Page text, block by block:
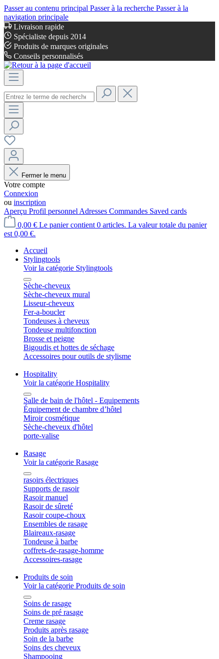
Passer au contenu principal Passer à la recherche Passer à la
navigation principale
Livraison rapide
Spécialiste depuis 2014
Produits de marques originales
Conseils personnalisés
Fermer le menu
Votre compte
Connexion
ou inscription
Aperçu Profil personnel Adresses Commandes Saved cards
0,00 € Le panier contient 0 articles. La valeur totale du panier
est 0,00 €.
Accueil
Stylingtools
Voir la catégorie Stylingtools
Sèche-cheveux
Sèche-cheveux mural
Lisseur-cheveux
Fer-a-boucler
Tondeuses à cheveux
Tondeuse multifonction
Brosse et peigne
Bigoudis et hottes de séchage
Accessoires pour outils de stylisme
Hospitality
Voir la catégorie Hospitality
Salle de bain de l'hôtel - Equipements
Équipement de chambre d’hôtel
Miroir cosmétique
Sèche-cheveux d'hôtel
porte-valise
Rasage
Voir la catégorie Rasage
rasoirs électriques
Supports de rasoir
Rasoir manuel
Rasoir de sûreté
Rasoir coupe-choux
Ensembles de rasage
Blaireaux-rasage
Tondeuse à barbe
coffrets-de-rasage-homme
Accessoires-rasage
Produits de soin
Voir la catégorie Produits de soin
Soins de rasage
Soins de pré rasage
Creme rasage
Produits après rasage
Soin de la barbe
Soins des cheveux
Shampooing